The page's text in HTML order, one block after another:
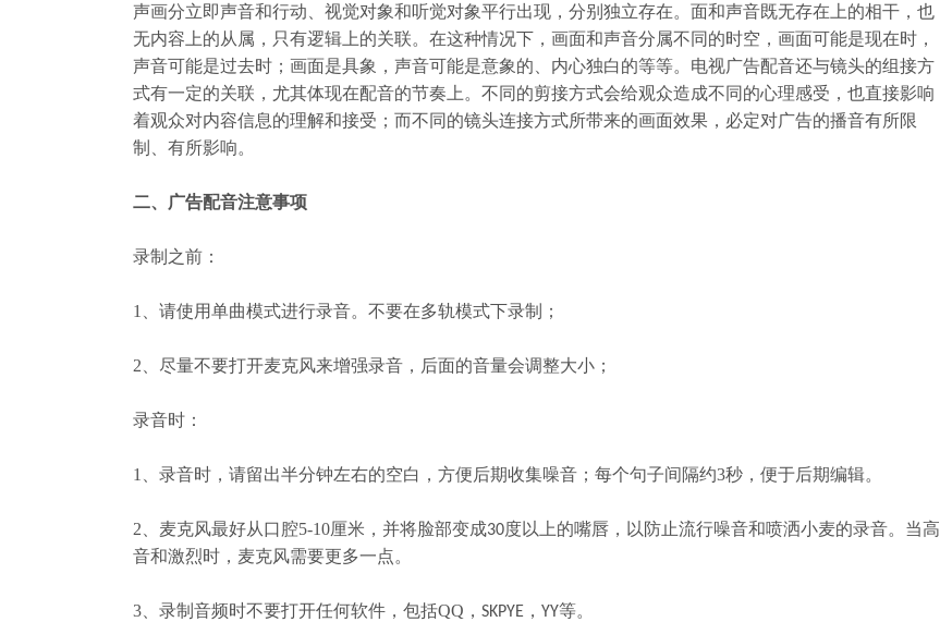
声画分立即声音和行动、视觉对象和听觉对象平行出现，分别独立存在。面和声音既无存在上的相干，也
无内容上的从属，只有逻辑上的关联。在这种情况下，画面和声音分属不同的时空，画面可能是现在时，
声音可能是过去时；画面是具象，声音可能是意象的、内心独白的等等。电视广告配音还与镜头的组接方
式有一定的关联，尤其体现在配音的节奏上。不同的剪接方式会给观众造成不同的心理感受，也直接影响
着观众对内容信息的理解和接受；而不同的镜头连接方式所带来的画面效果，必定对广告的播音有所限
制、有所影响。
二、广告配音注意事项
录制之前：
1 请使用单曲模式进行录音。不要在多轨模式下录制；
2 尽量不要打开麦克风来增强录音，后面的音量会调整大小；
录音时：
1 录音时，请留出半分钟左右的空白，方便后期收集噪音；每个句子间隔约3秒，便于后期编辑。
2 麦克风最好从口腔5-10厘米，并将脸部变成30度以上的嘴唇，以防止流行噪音和喷洒小麦的录音。当高
音和激烈时，麦克风需要更多一点。
3 录制音频时不要打开任何软件，包括QQ ， SKPYE ， YY等。